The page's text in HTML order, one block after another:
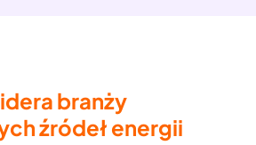
branży
źródeł energii